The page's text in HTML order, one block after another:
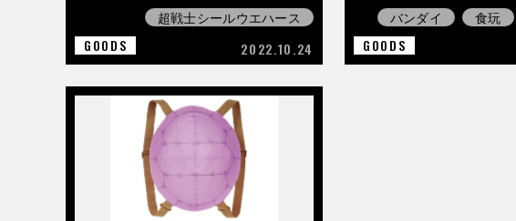
超戦士シールウエハース
GOODS
2022.10.24
バンダイ 食玩
GOODS